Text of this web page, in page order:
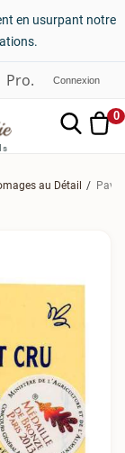
en usurpant notre
Connexion
0
au Détail Pavé